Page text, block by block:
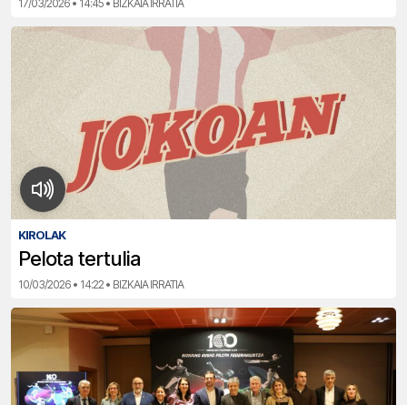
17/03/2026 • 14:45 • BIZKAIA IRRATIA
KIROLAK
Pelota tertulia
10/03/2026 • 14:22 • BIZKAIA IRRATIA